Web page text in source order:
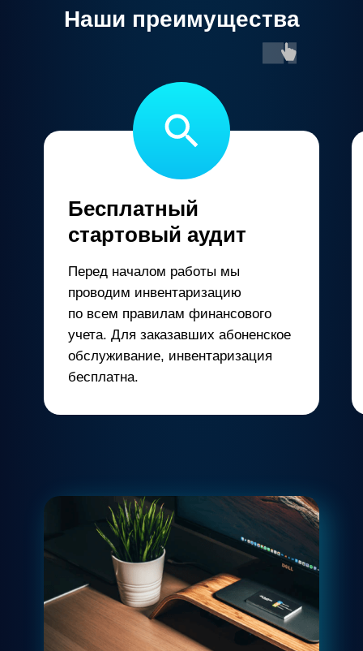
Наши преимущества
Перед началом работы мы
проводим инвентаризацию
по всем правилам финансового
учета. Для заказавших абоненское
обслуживание, инвентаризация
бесплатна.
Бесплатный
стартовый аудит